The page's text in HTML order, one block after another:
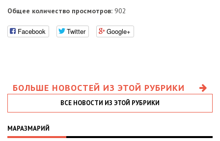
Общее количество просмотров: 902
Facebook Twitter Google+
БОЛЬШЕ НОВОСТЕЙ ИЗ ЭТОЙ РУБРИКИ
ВСЕ НОВОСТИ ИЗ ЭТОЙ РУБРИКИ
МАРАЗМАРИЙ